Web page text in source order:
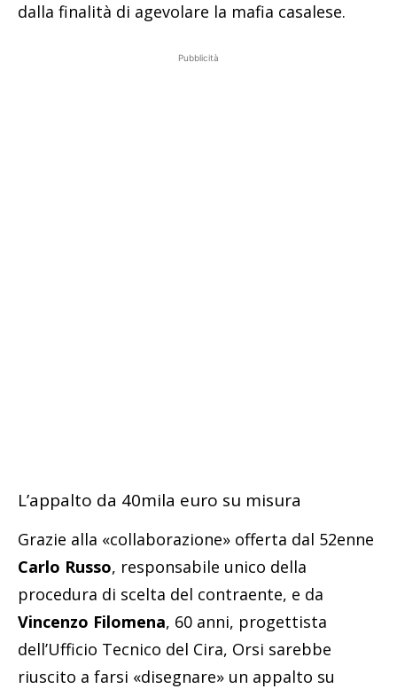
dalla finalità di agevolare la mafia casalese.
Pubblicità
L’appalto da 40mila euro su misura
Grazie alla «collaborazione» offerta dal 52enne
Carlo Russo, responsabile unico della
procedura di scelta del contraente, e da
Vincenzo Filomena, 60 anni, progettista
dell’Ufficio Tecnico del Cira, Orsi sarebbe
riuscito a farsi «disegnare» un appalto su